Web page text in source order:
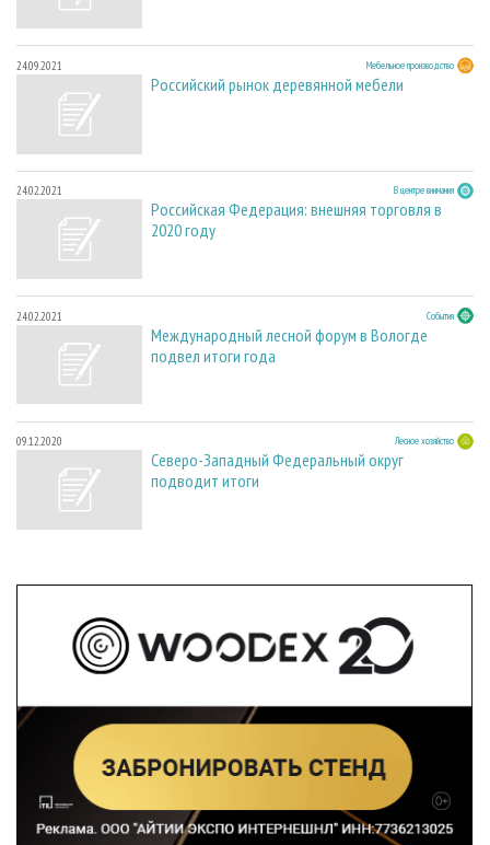
24.09.2021 Мебельное производство
Российский рынок деревянной мебели
24.02.2021 В центре внимания
Российская Федерация: внешняя торговля в
2020 году
24.02.2021 События
Международный лесной форум в Вологде
подвел итоги года
09.12.2020 Лесное хозяйство
Северо-Западный Федеральный округ
подводит итоги